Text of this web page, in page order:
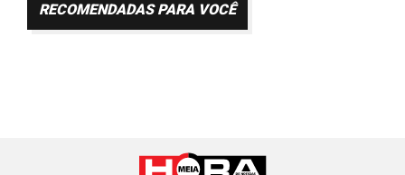
RECOMENDADAS PARA VOCÊ